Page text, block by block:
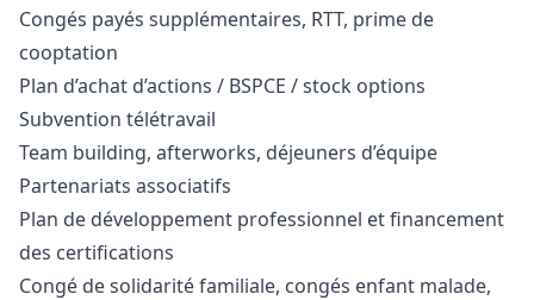
Congés payés supplémentaires, RTT, prime de
cooptation
Plan d’achat d’actions / BSPCE / stock options
Subvention télétravail
Team building, afterworks, déjeuners d’équipe
Partenariats associatifs
Plan de développement professionnel et financement
des certifications
Congé de solidarité familiale, congés enfant malade,